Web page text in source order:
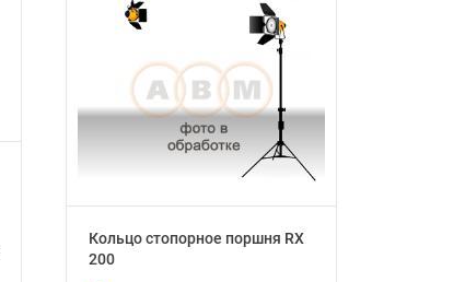
Кольцо стопорное поршня RX
200